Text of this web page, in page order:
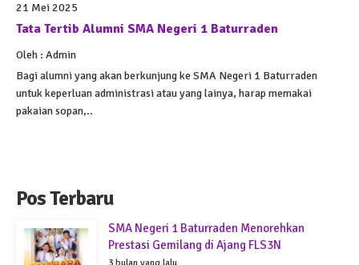
21 Mei 2025
Tata Tertib Alumni SMA Negeri 1 Baturraden
Oleh : Admin
Bagi alumni yang akan berkunjung ke SMA Negeri 1 Baturraden
untuk keperluan administrasi atau yang lainya, harap memakai
pakaian sopan,..
Pos Terbaru
SMA Negeri 1 Baturraden Menorehkan
Prestasi Gemilang di Ajang FLS3N